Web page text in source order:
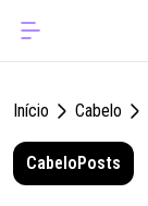
Início Cabelo
CabeloPosts